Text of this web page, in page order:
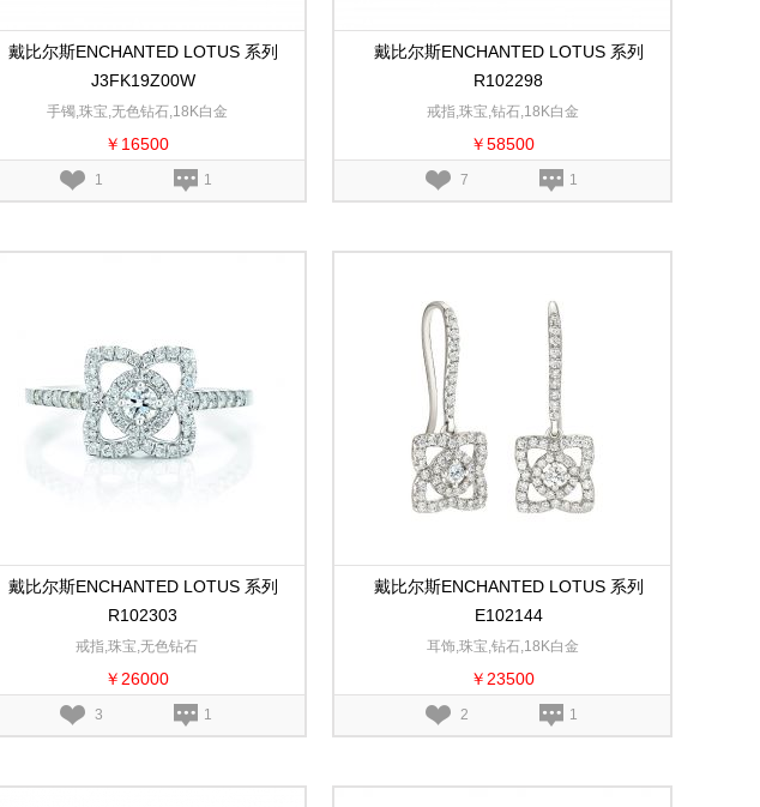
戴比尔斯ENCHANTED LOTUS 系列
J3FK19Z00W
手镯,珠宝,无色钻石,18K白金
￥16500
1 1
戴比尔斯ENCHANTED LOTUS 系列
R102298
戒指,珠宝,钻石,18K白金
￥58500
7 1
戴比尔斯ENCHANTED LOTUS 系列
R102303
戒指,珠宝,无色钻石
￥26000
3 1
戴比尔斯ENCHANTED LOTUS 系列
E102144
耳饰,珠宝,钻石,18K白金
￥23500
2 1